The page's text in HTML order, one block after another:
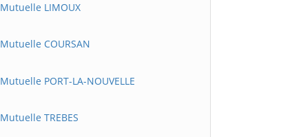
Mutuelle LIMOUX
Mutuelle COURSAN
Mutuelle PORT-LA-NOUVELLE
Mutuelle TREBES